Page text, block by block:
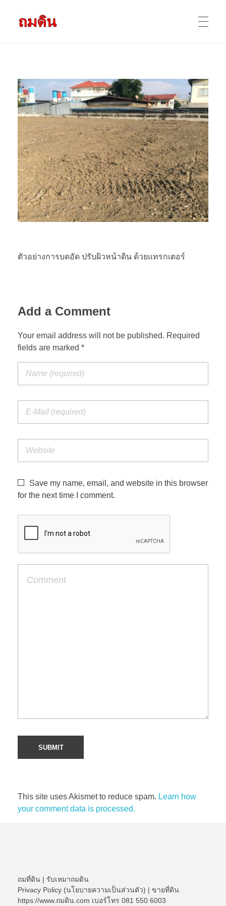
ผลงานถมดิน
ข้อมูลการถมดิน
ติดต่อเรา
ตัวอย่างการบดอัด ปรับผิวหน้าดิน ด้วยแทรกเตอร์
Add a Comment
Your email address will not be published. Required
fields are marked *
Save my name, email, and website in this browser
for the next time I comment.
This site uses Akismet to reduce spam. Learn how
your comment data is processed.
ถมที่ดิน | รับเหมาถมดิน
Privacy Policy (นโยบายความเป็นส่วนตัว) | ขายที่ดิน
https://www.ถมดิน.com เบอร์โทร 081 550 6003